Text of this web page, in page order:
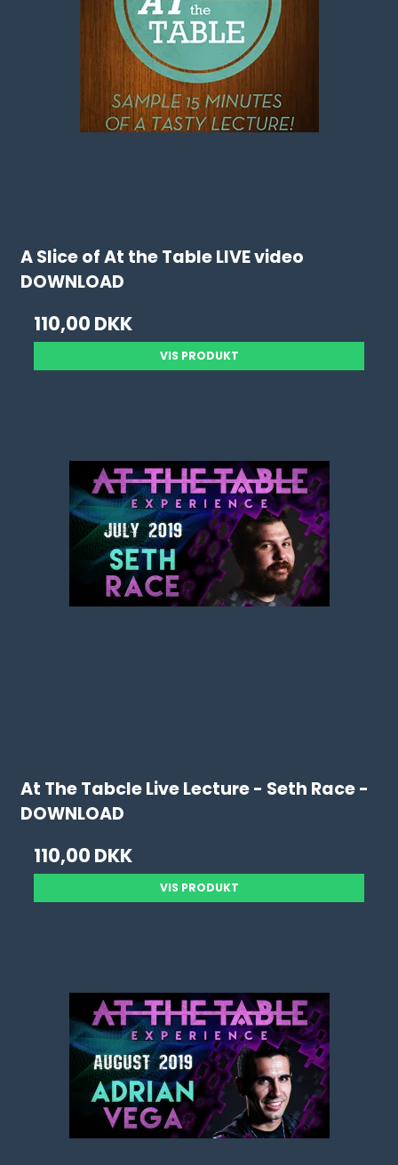
A Slice of At the Table LIVE video
DOWNLOAD
110,00 DKK
VIS PRODUKT
At The Tabcle Live Lecture - Seth Race -
DOWNLOAD
110,00 DKK
VIS PRODUKT